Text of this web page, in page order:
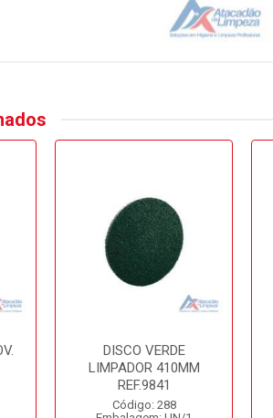
DISCO VERDE
LIMPADOR 410MM
REF.9841
Código: 288